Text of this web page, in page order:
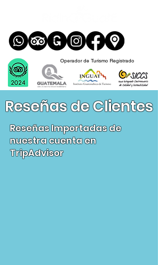
Operador de Turismo Registrado
Reseñas de Clientes
Reseñas Importadas de
nuestra cuenta en
TripAdvisor